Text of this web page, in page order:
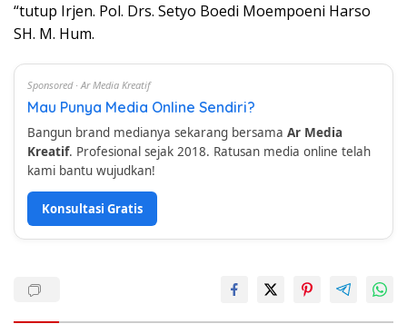
“tutup Irjen. Pol. Drs. Setyo Boedi Moempoeni Harso
SH. M. Hum.
Sponsored · Ar Media Kreatif
Mau Punya Media Online Sendiri?
Bangun brand medianya sekarang bersama Ar Media
Kreatif. Profesional sejak 2018. Ratusan media online telah
kami bantu wujudkan!
Konsultasi Gratis